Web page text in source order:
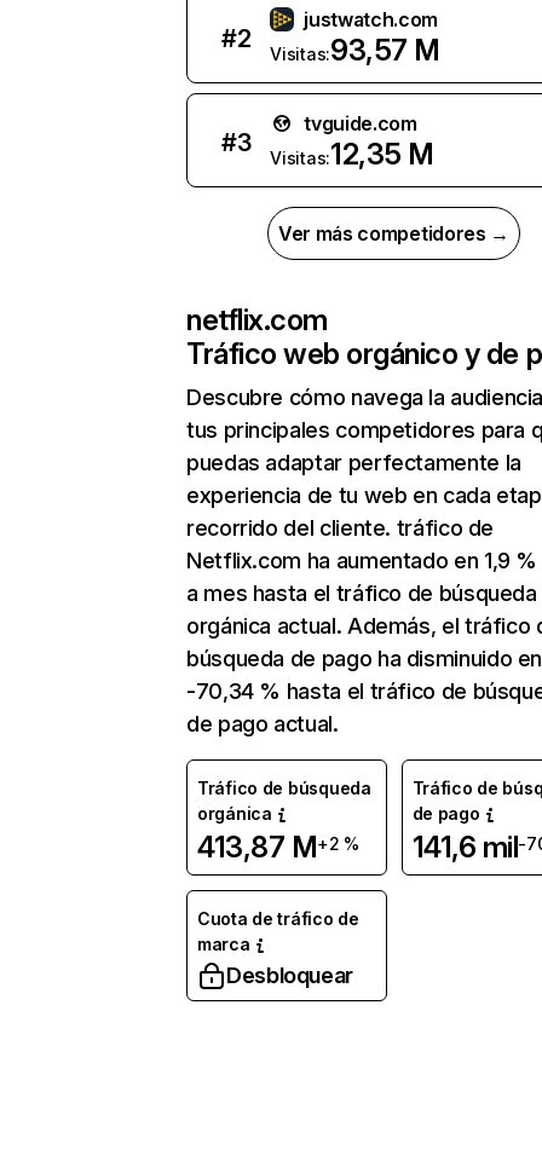
#2
justwatch.com
Visitas:93,57 M
#3
tvguide.com
Visitas:12,35 M
Ver más competidores →
netflix.com
Tráfico web orgánico y de
Descubre cómo navega la
tus principales competidores para
puedas adaptar perfectamente la
experiencia de tu web en cada
recorrido del cliente. tráfico de
Netflix.com ha aumentado en 1,9
a mes hasta el tráfico de búsqueda
orgánica actual. Además, el tráfico
búsqueda de pago ha disminuido en
-70,34 % hasta el tráfico de
de pago actual.
Tráfico de búsqueda
orgánica
413,87 M+2 %
Tráfico de
de pago
141,6 mil-
Cuota de tráfico de
marca
Desbloquear